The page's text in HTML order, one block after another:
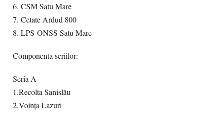
6. CSM Satu Mare
7. Cetate Ardud 800
8. LPS-ONSS Satu Mare
Componenta seriilor:
Seria A
1.Recolta Sanislău
2.Voinţa Lazuri